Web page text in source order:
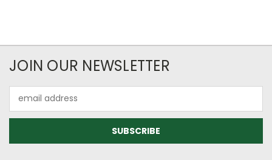
JOIN OUR NEWSLETTER
Address